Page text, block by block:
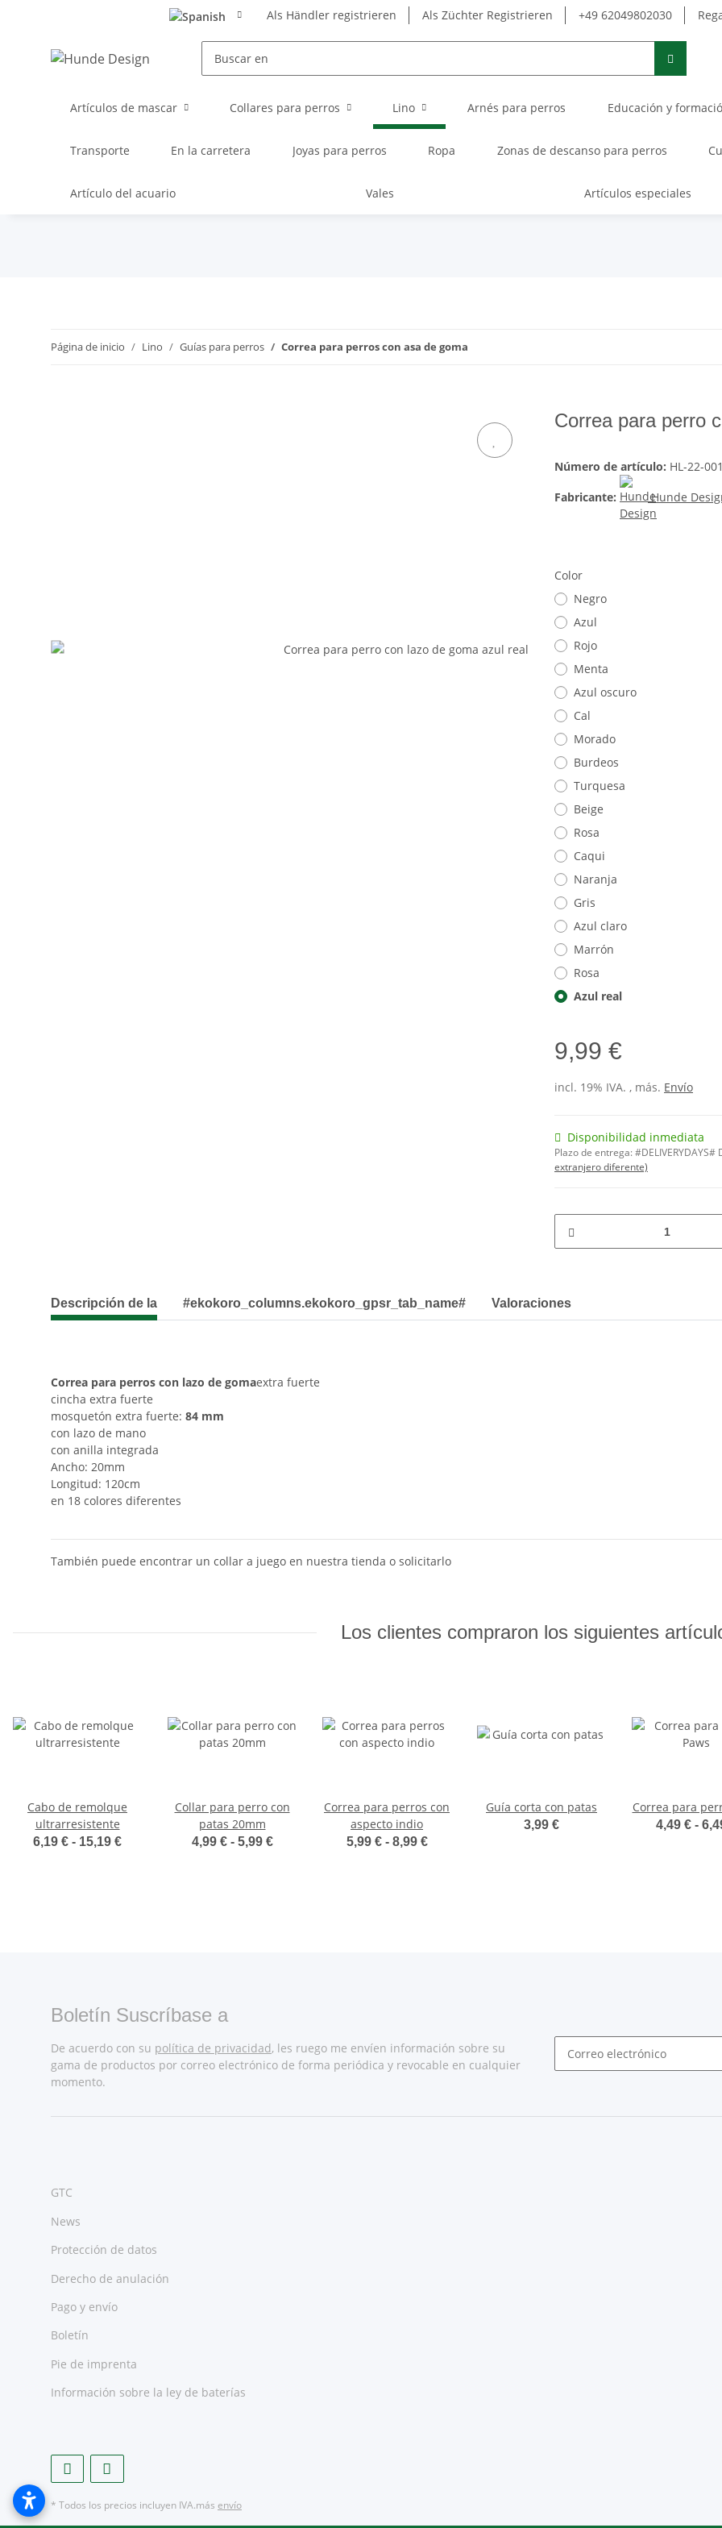
Als Händler registrieren Als Züchter Registrieren +49 62049802030
Artículos de mascar Collares para perros Lino Arnés para perros Educación y
Transporte En la carretera Joyas para perros Ropa Zonas de descanso para perros
Artículo del acuario Vales Artículos especiales
Página de inicio Lino Guías para perros Correa para perros con asa de goma
Correa para perro
Número de artículo: HL-22-
Fabricante:
Hunde
Color
Negro
Azul
Rojo
Menta
Azul oscuro
Cal
Morado
Burdeos
Turquesa
Beige
Rosa
Caqui
Naranja
Gris
Azul claro
Marrón
Rosa
Azul real
9,99 €
incl. 19% IVA. , más. Envío
Disponibilidad inmediata
Plazo de entrega:
extranjero diferente)
Descripción de la #ekokoro_columns.ekokoro_gpsr_tab_name# Valoraciones
Correa para perros con lazo de gomaextra fuerte
cincha extra fuerte
mosquetón extra fuerte: 84 mm
con lazo de mano
con anilla integrada
Ancho: 20mm
Longitud: 120cm
en 18 colores diferentes
También puede encontrar un collar a juego en nuestra tienda o solicitarlo
Los clientes compraron los siguientes
Cabo de remolque
ultrarresistente
6,19 € - 15,19 €
Collar para perro con
patas 20mm
4,99 € - 5,99 €
Correa para perros con
aspecto indio
5,99 € - 8,99 €
Guía corta con patas
3,99 €
Correa para
4,49 € -
Boletín Suscríbase a
De acuerdo con su política de privacidad, les ruego me envíen información sobre su
gama de productos por correo electrónico de forma periódica y revocable en cualquier
momento.
GTC
News
Protección de datos
Derecho de anulación
Pago y envío
Boletín
Pie de imprenta
Información sobre la ley de baterías
* Todos los precios incluyen IVA.más envío